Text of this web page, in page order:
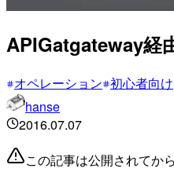
APIGatgateway経
オペレーション 初心者向け
hanse
2016.07.07
この記事は公開されてか